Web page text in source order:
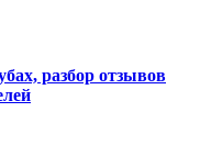
разбор отзывов